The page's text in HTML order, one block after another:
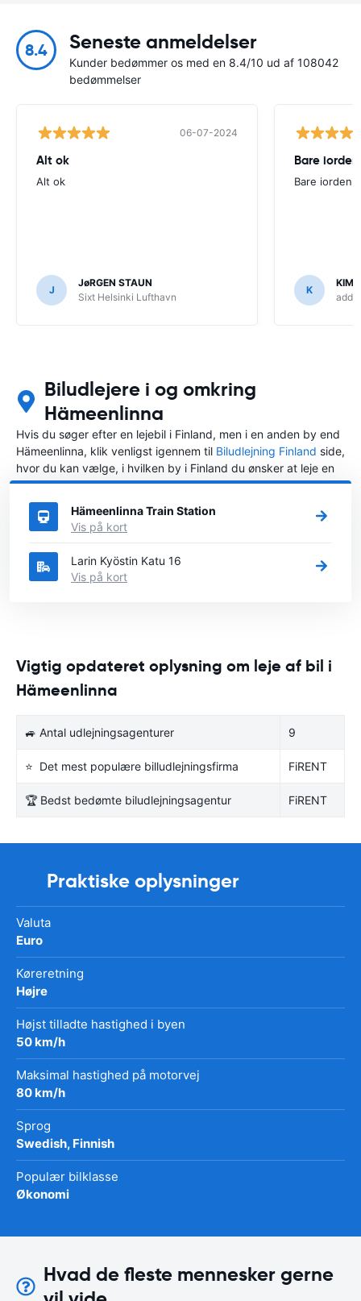
8.4 Seneste anmeldelser
Kunder bedømmer os med en 8.4/10 ud af 108042
bedømmelser
06-07-2024
Alt ok
Alt ok
J
JøRGEN STAUN
Sixt Helsinki Lufthavn
Bare iorden
Bare iorden
K
KIM
Biludlejere i og omkring
Hämeenlinna
Hvis du søger efter en lejebil i Finland, men i en anden by end
Hämeenlinna, klik venligst igennem til Biludlejning Finland side,
hvor du kan vælge, i hvilken by i Finland du ønsker at leje en
bil.
Hämeenlinna Train Station
Vis på kort
Larin Kyöstin Katu 16
Vis på kort
Vigtig opdateret oplysning om leje af bil i
Hämeenlinna
🚙 Antal udlejningsagenturer 9
⭐ Det mest populære billudlejningsfirma FiRENT
🏆 Bedst bedømte biludlejningsagentur FiRENT
Praktiske oplysninger
Valuta
Euro
Køreretning
Højre
Højst tilladte hastighed i byen
50 km/h
Maksimal hastighed på motorvej
80 km/h
Sprog
Swedish, Finnish
Populær bilklasse
Økonomi
Hvad de fleste mennesker gerne